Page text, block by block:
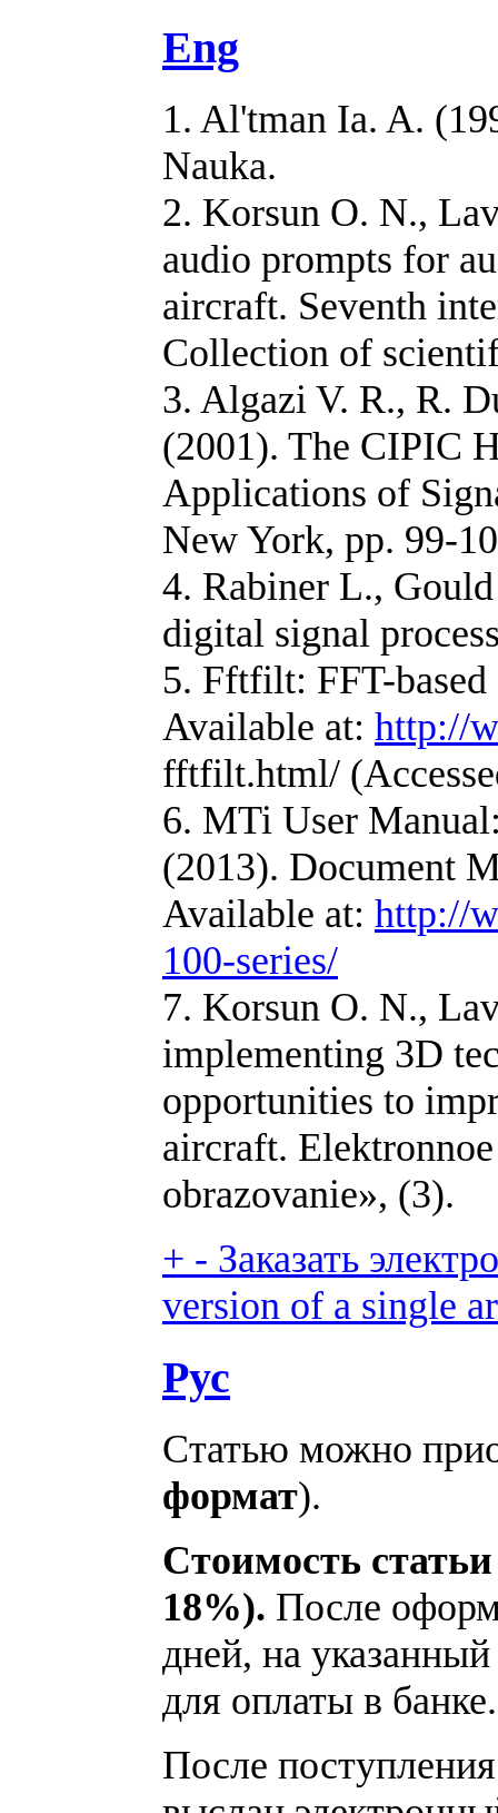
Eng
1. Al'tman Ia. A.
Nauka.
2. Korsun O. N.,
audio prompts for
aircraft. Seventh
Collection of
3. Algazi V. R., R.
(2001). The CIPIC
Applications of
New York, pp. 99-
4. Rabiner L.,
digital signal
5. Fftfilt: FFT-
Available at: http://
fftfilt.html/
6. MTi User
(2013). Document
Available at: http://
100-series/
7. Korsun O. N.,
implementing 3D
opportunities to
aircraft.
obrazovanie», (3).
+ - Заказать
version of a single
Рус
Статью можно
формат).
Стоимость
18%). После
дней, на
для оплаты в банке.
После поступления